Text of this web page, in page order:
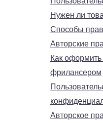
Нужен ли
Способы
Авторские
Как
фрилансером
Авторское